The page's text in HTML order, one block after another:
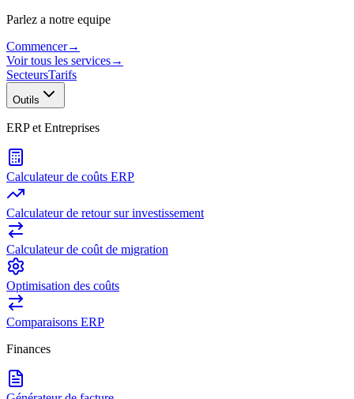
Parlez a notre equipe
Commencer→
Voir tous les services→
SecteursTarifs
Outils
ERP et Entreprises
Calculateur de coûts ERP
Calculateur de retour sur investissement
Calculateur de coût de migration
Optimisation des coûts
Comparaisons ERP
Finances